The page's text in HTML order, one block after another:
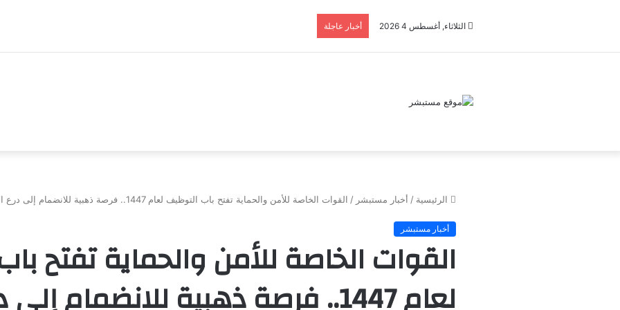
الثلاثاء, أغسطس 4 2026 أخبار عاجلة
الرئيسية / أخبار مستبشر / القوات الخاصة للأمن والحماية تفتح باب التوظيف لعام 1447.. فرصة ذهبية للانضمام إلى درع الوطن
أخبار مستبشر
القوات الخاصة للأمن والحماية تفتح
لعام 1447.. فرصة ذهبية للانضمام إلى درع الوطن